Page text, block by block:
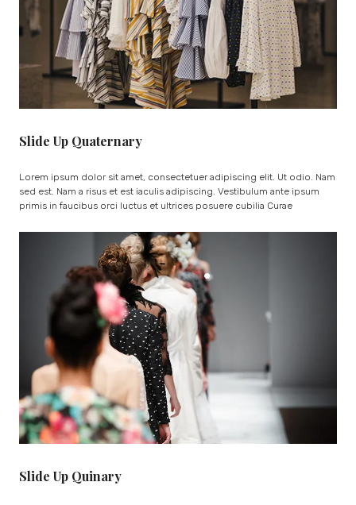
Slide Up Quaternary
Lorem ipsum dolor sit amet, consectetuer adipiscing elit. Ut odio. Nam
sed est. Nam a risus et est iaculis adipiscing. Vestibulum ante ipsum
primis in faucibus orci luctus et ultrices posuere cubilia Curae
Slide Up Quinary